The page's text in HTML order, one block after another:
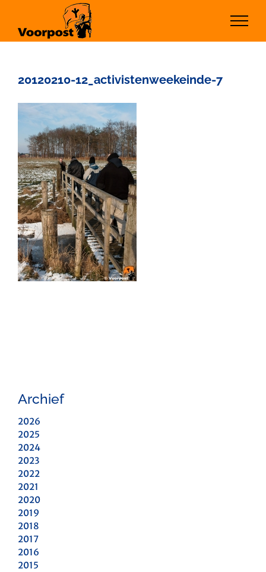
inhoud
20120210-12_activistenweekeinde-7
Archief
2026
2025
2024
2023
2022
2021
2020
2019
2018
2017
2016
2015